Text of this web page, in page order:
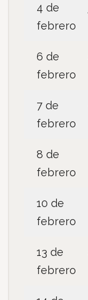
4 de
febrero
6 de
febrero
7 de
febrero
8 de
febrero
10 de
febrero
13 de
febrero